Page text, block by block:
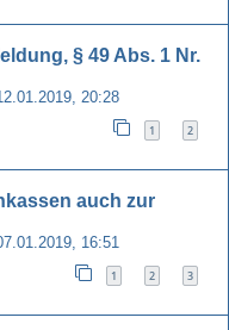
§ 49 Abs. 1 Nr.
20:28
1 2
auch zur
16:51
1 2 3